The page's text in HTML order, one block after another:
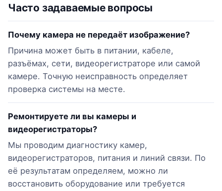
Часто задаваемые вопросы
Почему камера не передаёт изображение?
Причина может быть в питании, кабеле,
разъёмах, сети, видеорегистраторе или самой
камере. Точную неисправность определяет
проверка системы на месте.
Ремонтируете ли вы камеры и
видеорегистраторы?
Мы проводим диагностику камер,
видеорегистраторов, питания и линий связи. По
её результатам определяем, можно ли
восстановить оборудование или требуется